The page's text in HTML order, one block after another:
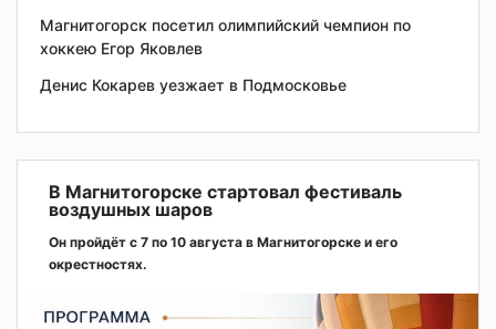
Магнитогорск посетил олимпийский чемпион по
хоккею Егор Яковлев
Денис Кокарев уезжает в Подмосковье
В Магнитогорске стартовал фестиваль
воздушных шаров
Он пройдёт с 7 по 10 августа в Магнитогорске и его
окрестностях.